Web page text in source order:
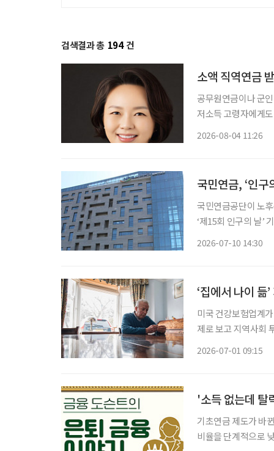
검색결과 총 194 건
소액 직역연금
공무원연금이나 군
저소득 고령자에게
2026-08-04 11:26
국민연금, ‘인구
국민연금공단이 노
‘제15회 인구의 날’ 기
2026-07-10 14:30
‘집에서 나이
미국 건강보험업계
제로 보고 지역사회
2026-07-01 09:15
'소득 없는데 탈
기초연금 제도가 바
비율을 단계적으로